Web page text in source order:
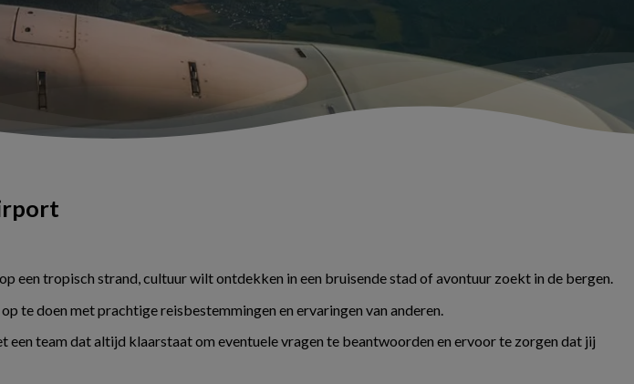
een tropisch strand, cultuur wilt ontdekken in een bruisende stad of avontuur zoekt in de bergen.
te doen met prachtige reisbestemmingen en ervaringen van anderen.
team dat altijd klaarstaat om eventuele vragen te beantwoorden en ervoor te zorgen dat jij